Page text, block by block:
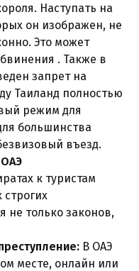
Наступать на
он изображен, не
Это может
. Также в
запрет на
Таиланд полностью
режим для
большинства
въезд.
к туристам
не только законов,
В ОАЭ
месте, онлайн или